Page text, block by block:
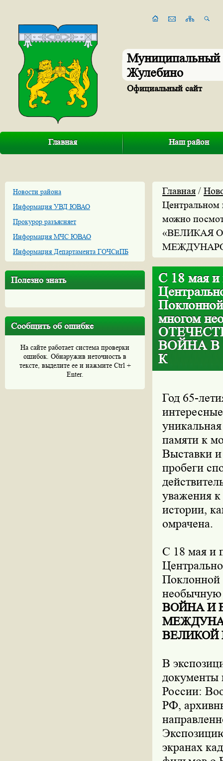
Муниципальный
Жулебино
Официальный сайт
Главная Наш район
Новости района
Информация УВД ЮВАО
Прокурор разъясняет
Информация МЧС ЮВАО
Информация Департамента ГОЧСиПБ
Полезно знать
Сообщить об ошибке
На сайте работает система проверки
ошибок. Обнаружив неточность в
тексте, выделите ее и нажмите Ctrl +
Enter.
Главная /
Центральном
можно
«ВЕЛИКАЯ
С 18 мая и
многом
ВОЙНА
К
Год 65-
памяти к
Выставки и
пробеги
уважения
истории,
омрачена.
С 18 мая и
Поклонной
ВОЙНА И
ВЕЛИКОЙ
В
документы
России:
РФ,
экранах